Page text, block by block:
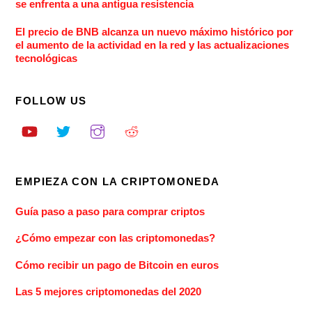
se enfrenta a una antigua resistencia
El precio de BNB alcanza un nuevo máximo histórico por
el aumento de la actividad en la red y las actualizaciones
tecnológicas
FOLLOW US
EMPIEZA CON LA CRIPTOMONEDA
Guía paso a paso para comprar criptos
¿Cómo empezar con las criptomonedas?
Cómo recibir un pago de Bitcoin en euros
Las 5 mejores criptomonedas del 2020